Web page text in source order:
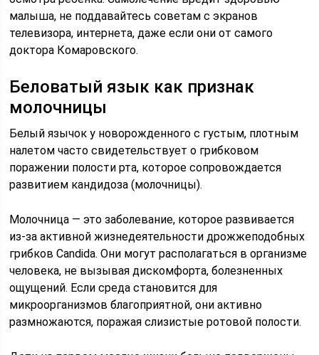
малыша, не поддавайтесь советам с экранов
телевизора, интернета, даже если они от самого
доктора Комаровского.
Беловатый язык как признак
молочницы
Белый язычок у новорожденного с густым, плотным
налетом часто свидетельствует о грибковом
поражении полости рта, которое сопровождается
развитием кандидоза (молочницы).
Молочница — это заболевание, которое развивается
из-за активной жизнедеятельности дрожжеподобных
грибков Candida. Они могут располагаться в организме
человека, не вызывая дискомфорта, болезненных
ощущений. Если среда становится для
микроорганизмов благоприятной, они активно
размножаются, поражая слизистые ротовой полости.